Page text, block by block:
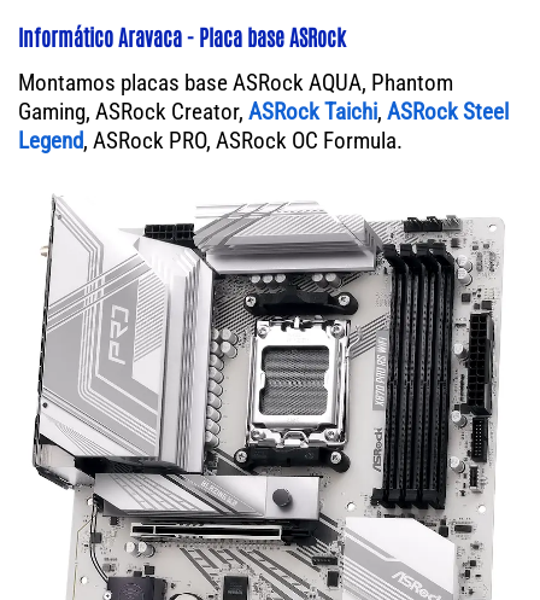
Informático Aravaca - Placa base ASRock
Montamos placas base ASRock AQUA, Phantom
Gaming, ASRock Creator, ASRock Taichi, ASRock Steel
Legend, ASRock PRO, ASRock OC Formula.